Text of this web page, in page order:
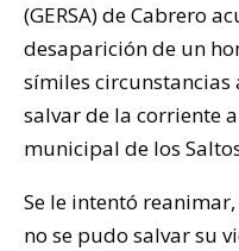
(GERSA) de Cabrero
desaparición de un
símiles circunstancias
salvar de la corriente
municipal de los
Se le intentó
no se pudo salvar su